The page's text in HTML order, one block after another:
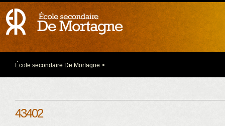
École secondaire De Mortagne >
43402